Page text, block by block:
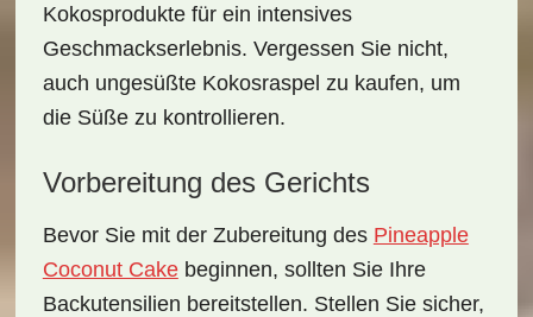
Kokosprodukte für ein intensives
Geschmackserlebnis. Vergessen Sie nicht,
auch ungesüßte Kokosraspel zu kaufen, um
die Süße zu kontrollieren.
Vorbereitung des Gerichts
Bevor Sie mit der Zubereitung des Pineapple
Coconut Cakebeginnen, sollten Sie Ihre
Backutensilien bereitstellen. Stellen Sie sicher,